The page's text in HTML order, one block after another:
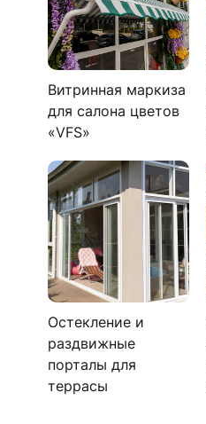
Витринная маркиза
для салона цветов
«VFS»
Остекление и
раздвижные
порталы для
террасы